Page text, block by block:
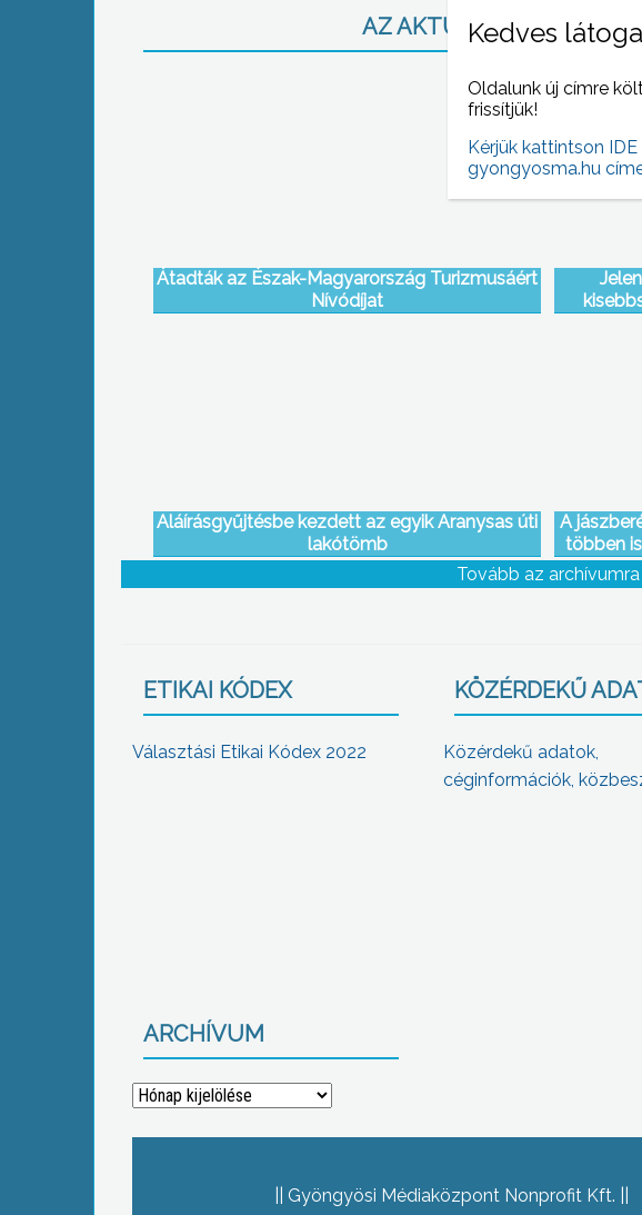
AZ AKTUÁLIS NAPI HÍREI
Átadták az Észak-Magyarország Turizmusáért
Nívódíjat
Aláírásgyűjtésbe kezdett az egyik Aranysas úti
lakótömb
A
többen
Tovább az archívumra
ETIKAI KÓDEX
Választási Etikai Kódex 2022
KÖZÉRDEKŰ
Közérdekű adatok,
céginformációk,
ARCHÍVUM
Archívum
Gyöngyösi Médiaközpont Nonprofit Kft.
Kedves
Oldalunk új címre
frissítjük!
Kérjük kattintson
gyongyosma.hu